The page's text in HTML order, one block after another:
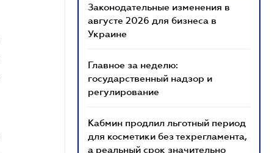
Законодательные изменения в
августе 2026 для бизнеса в
Украине
Главное за неделю:
государственный надзор и
регулирование
Кабмин продлил льготный период
для косметики без техрегламента,
а реальный срок значительно